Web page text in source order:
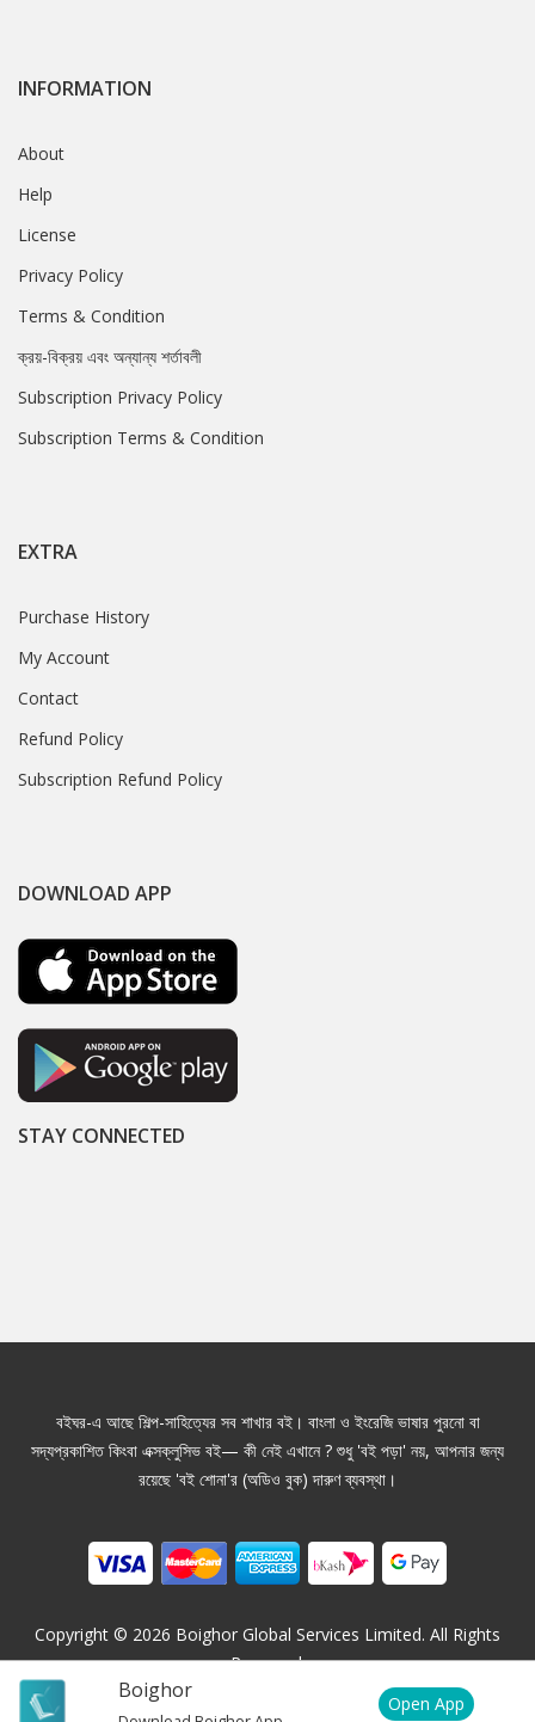
Boighor
Open App
INFORMATION
About
Help
License
Privacy Policy
Terms & Condition
ক্রয়-বিক্রয় এবং অন্যান্য শর্তাবলী
Subscription Privacy Policy
Subscription Terms & Condition
EXTRA
Purchase History
My Account
Contact
Refund Policy
Subscription Refund Policy
DOWNLOAD APP
STAY CONNECTED
বইঘর-এ আছে শিল্প-সাহিত্যের সব শাখার বই। বাংলা ও ইংরেজি ভাষার পুরনো বা
সদ্যপ্রকাশিত কিংবা এক্সক্লুসিভ বই— কী নেই এখানে ? শুধু 'বই পড়া' নয়, আপনার জন্য
রয়েছে 'বই শোনা'র (অডিও বুক) দারুণ ব্যবস্থা।
Copyright © 2026 Boighor Global Services Limited. All Rights
Reserved.